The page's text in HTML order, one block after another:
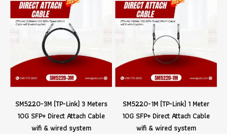
SM5220-3M (TP-Link) 3 Meters
10G SFP+ Direct Attach Cable
wifi & wired system
SM5220-1M (TP-Link) 1 Meter
10G SFP+ Direct Attach Cable
wifi & wired system